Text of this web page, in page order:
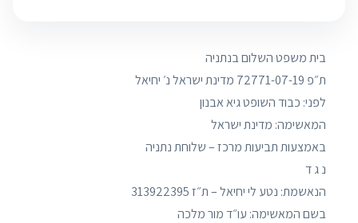
בית משפט השלום בנתניה
ת״פ 72771-07-19 מדינת ישראל נ׳ יחיאל
לפני: כבוד השופט גיא אבנון
המאשימה: מדינת ישראל
באמצעות תביעות מרכז – שלוחת נתניה
נ ג ד
הנאשמת: נטע לי יחיאל – ת״ז 313922395
בשם המאשימה: עו״ד מור מלכה